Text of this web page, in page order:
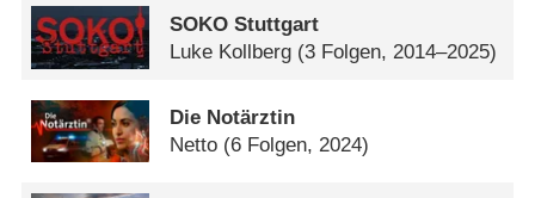
SOKO Stuttgart
Luke Kollberg (3 Folgen, 2014–2025)
Die Notärztin
Netto (6 Folgen, 2024)